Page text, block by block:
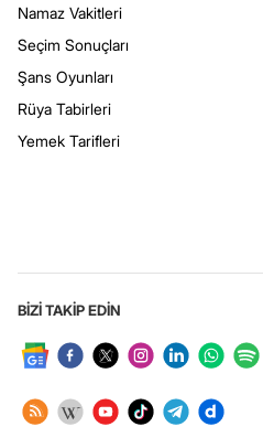
Namaz Vakitleri
Seçim Sonuçları
Şans Oyunları
Rüya Tabirleri
Yemek Tarifleri
BİZİ TAKİP EDİN